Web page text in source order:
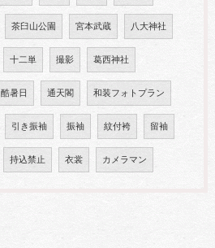
茶臼山公園 宮本武蔵 八大神社
十二単 撮影 葛西神社
酷暑日 通天閣 和装フォトプラン
引き振袖 振袖 紋付袴 留袖
持込禁止 衣裳 カメラマン